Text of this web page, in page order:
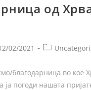
од
02/2021
благодарница во кое
ја погоди нашата